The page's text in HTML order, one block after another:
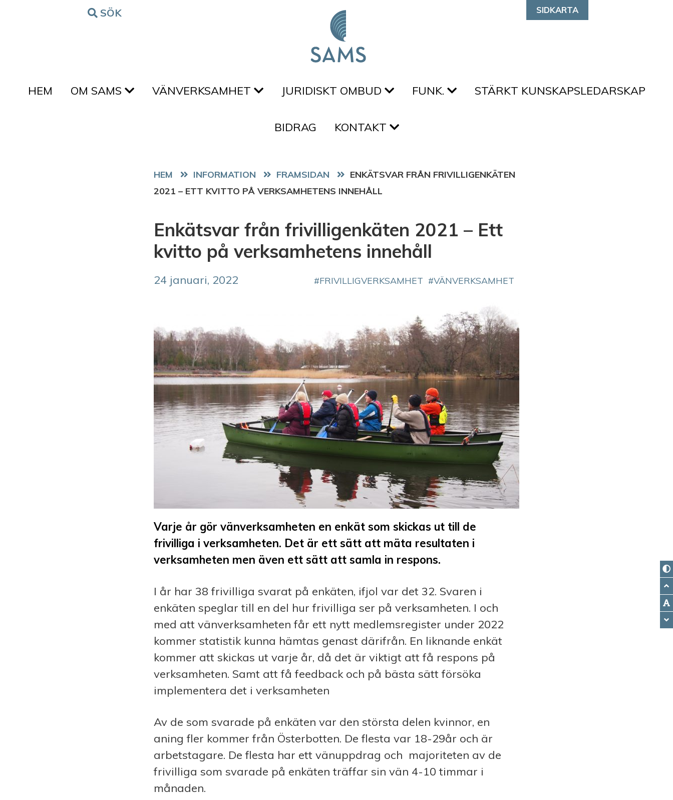
Hoppa till innehålletSÖK SIDKARTA
HEM OM SAMS VÄNVERKSAMHET JURIDISKT OMBUD FUNK. STÄRKT KUNSKAPSLEDARSKAP
BIDRAG KONTAKT
HEM FRAMSIDAN
ENKÄTSVAR FRÅN FRIVILLIGENKÄTEN
2021 – ETT KVITTO PÅ VERKSAMHETENS INNEHÅLL
Enkätsvar från frivilligenkäten 2021 – Ett
kvitto på verksamhetens innehåll
24 januari, 2022 FRIVILLIGVERKSAMHET VÄNVERKSAMHET
Varje år gör vänverksamheten en enkät som skickas ut till de
frivilliga i verksamheten. Det är ett sätt att mäta resultaten i
verksamheten men även ett sätt att samla in respons.
I år har 38 frivilliga svarat på enkäten, ifjol var det 32. Svaren i
enkäten speglar till en del hur frivilliga ser på verksamheten. I och
med att vänverksamheten får ett nytt medlemsregister under 2022
kommer statistik kunna hämtas genast därifrån. En liknande enkät
kommer att skickas ut varje år, då det är viktigt att få respons på
verksamheten. Samt att få feedback och på bästa sätt försöka
implementera det i verksamheten
Av de som svarade på enkäten var den största delen kvinnor, en
aning fler kommer från Österbotten. De flesta var 18-29år och är
arbetstagare. De flesta har ett vänuppdrag och majoriteten av de
frivilliga som svarade på enkäten träffar sin vän 4-10 timmar i
månaden.